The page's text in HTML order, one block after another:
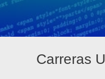
Carreras